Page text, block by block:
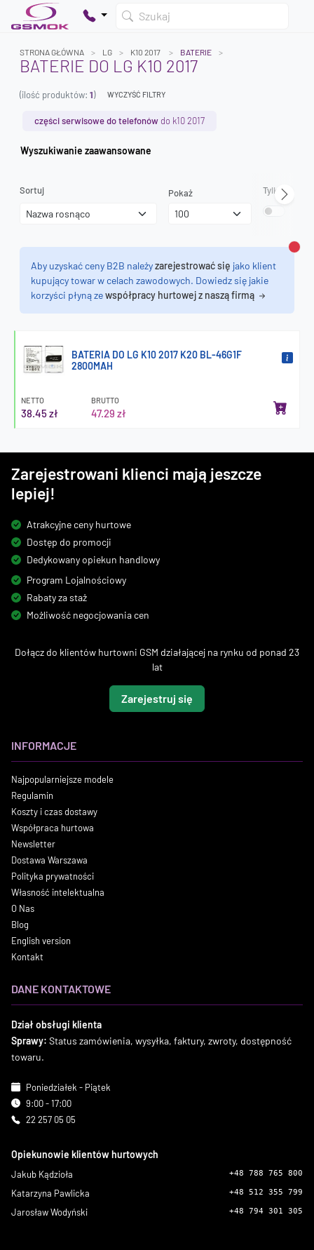
Szukaj
Twój koszyk jest pusty
STRONA GŁÓWNA LG K10 2017 BATERIE
BATERIE DO LG K10 2017
(ilość produktów: 1) WYCZYŚĆ FILTRY
części serwisowe do telefonów do k10 2017
Wyszukiwanie zaawansowane
Sortuj Pokaż Tylko
Aby uzyskać ceny B2B należyzarejestrować się jako klient
kupujący towar w celach zawodowych. Dowiedz się jakie
korzyści płyną zewspółpracy hurtowej z naszą firmą
BATERIA DO LG K10 2017 K20 BL-46G1F
2800MAH
NETTO
38.45 zł
BRUTTO
47.29 zł
Zarejestrowani klienci mają jeszcze
lepiej!
Atrakcyjne ceny hurtowe
Dostęp do promocji
Dedykowany opiekun handlowy
Program Lojalnościowy
Rabaty za staż
Możliwość negocjowania cen
Dołącz do klientów hurtowni GSM działającej na rynku od ponad 23
lat
Zarejestruj się
INFORMACJE
Najpopularniejsze modele
Regulamin
Koszty i czas dostawy
Współpraca hurtowa
Newsletter
Dostawa Warszawa
Polityka prywatności
Własność intelektualna
O Nas
Blog
English version
Kontakt
DANE KONTAKTOWE
Dział obsługi klienta
Sprawy: Status zamówienia, wysyłka, faktury, zwroty, dostępność
towaru.
Poniedziałek - Piątek
9:00 - 17:00
22 257 05 05
Opiekunowie klientów hurtowych
Jakub Kądzioła +48 788 765 800
Katarzyna Pawlicka +48 512 355 799
Jarosław Wodyński +48 794 301 305